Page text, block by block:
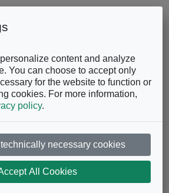
Armadi Armadio Agrifoglio
content and analyze
You can choose to accept only
for the website to function or
cookies. For more information,
policy.
necessary cookies
All Cookies